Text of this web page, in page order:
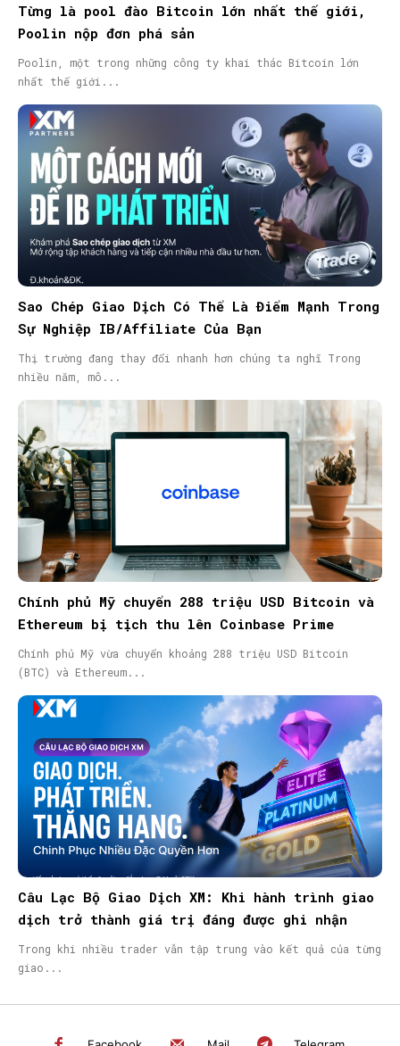
Từng là pool đào Bitcoin lớn nhất thế giới,
Poolin nộp đơn phá sản
Poolin, một trong những công ty khai thác Bitcoin lớn
nhất thế giới...
Sao Chép Giao Dịch Có Thể Là Điểm Mạnh Trong
Sự Nghiệp IB/Affiliate Của Bạn
Thị trường đang thay đổi nhanh hơn chúng ta nghĩ Trong
nhiều năm, mô...
Chính phủ Mỹ chuyển 288 triệu USD Bitcoin và
Ethereum bị tịch thu lên Coinbase Prime
Chính phủ Mỹ vừa chuyển khoảng 288 triệu USD Bitcoin
(BTC) và Ethereum...
Câu Lạc Bộ Giao Dịch XM: Khi hành trình giao
dịch trở thành giá trị đáng được ghi nhận
Trong khi nhiều trader vẫn tập trung vào kết quả của từng
giao...